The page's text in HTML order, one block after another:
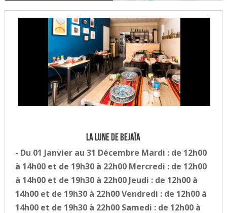
La lune de Bejaïa
- Du 01 Janvier au 31 Décembre Mardi : de 12h00
à 14h00 et de 19h30 à 22h00 Mercredi : de 12h00
à 14h00 et de 19h30 à 22h00 Jeudi : de 12h00 à
14h00 et de 19h30 à 22h00 Vendredi : de 12h00 à
14h00 et de 19h30 à 22h00 Samedi : de 12h00 à